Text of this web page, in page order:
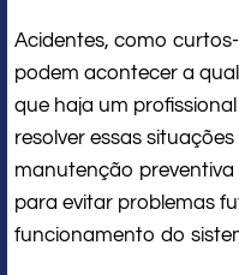
Acidentes, como
podem acontecer a
que haja um
resolver essas
manutenção
para evitar problemas
funcionamento do